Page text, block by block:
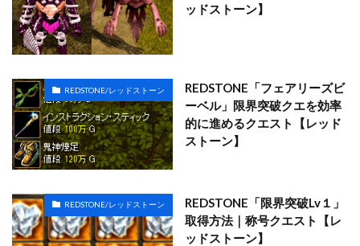
ッドストーン】
REDSTONE/レッドストーン
REDSTONE「フェアリーズビ
ーベル」限界突破クエを効率
的に進めるクエスト【レッド
ストーン】
REDSTONE/レッドストーン
REDSTONE「限界突破Lv１」
取得方法｜称号クエスト【レ
ッドストーン】